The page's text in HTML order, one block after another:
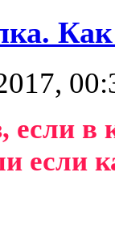
если в
если